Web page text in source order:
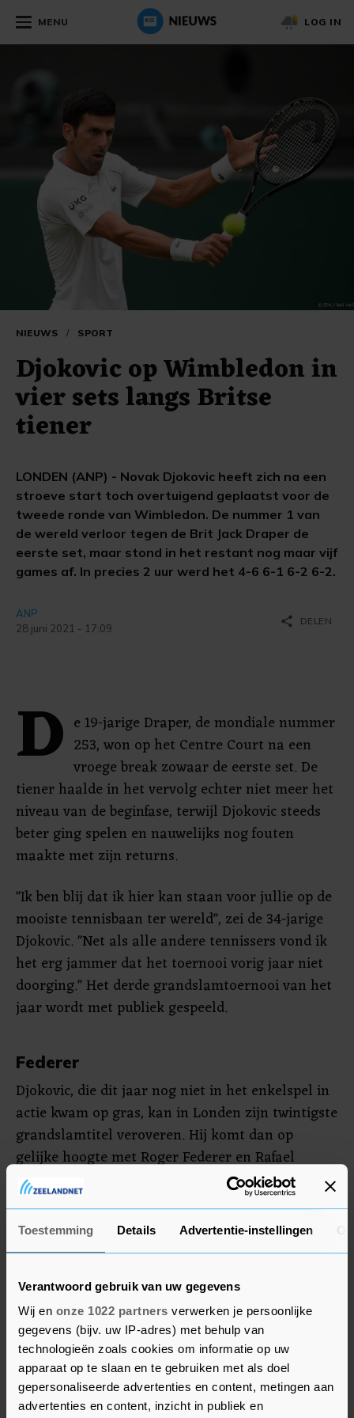
Toestemming Details Advertentie-instellingen
Verantwoord gebruik van uw gegevens
Wij en onze 1022 partners verwerken je persoonlijke
gegevens (bijv. uw IP-adres) met behulp van
technologieën zoals cookies om informatie op uw
apparaat op te slaan en te gebruiken met als doel
gepersonaliseerde advertenties en content, metingen aan
advertenties en content, inzicht in publiek en
MENU LOG IN
NIEUWS / SPORT
Djokovic op Wimbledon in
vier sets langs Britse
tiener
LONDEN (ANP) - Novak Djokovic heeft zich na een
stroeve start toch overtuigend geplaatst voor de
tweede ronde van Wimbledon. De nummer 1 van
de wereld verloor tegen de Brit Jack Draper de
eerste set, maar stond in het restant nog maar vijf
games af. In precies 2 uur werd het 4-6 6-1 6-2 6-2.
ANP
28 juni 2021 - 17:09
share DELEN
D e 19-jarige Draper, de mondiale nummer
253, won op het Centre Court na een
vroege break zowaar de eerste set. De
tiener haalde in het vervolg echter niet meer het
niveau van de beginfase, terwijl Djokovic steeds
beter ging spelen en nauwelijks nog fouten
maakte met zijn returns.
"Ik ben blij dat ik hier kan staan voor jullie op de
mooiste tennisbaan ter wereld", zei de 34-jarige
Djokovic. "Net als alle andere tennissers vond ik
het erg jammer dat het toernooi vorig jaar niet
doorging." Het derde grandslamtoernooi van het
jaar wordt met publiek gespeeld.
Federer
Djokovic, die dit jaar nog niet in het enkelspel in
actie kwam op gras, kan in Londen zijn twintigste
grandslamtitel veroveren. Hij komt dan op
gelijke hoogte met Roger Federer en Rafael
Nadal, die ontbreekt op Wimbledon. Djokovic won
vorige maand Roland Garros.
Titelhouder Djokovic was de eerste die in het
geleden versloeg hij Federer in de finale, met 13-
12 in de vijfde set.